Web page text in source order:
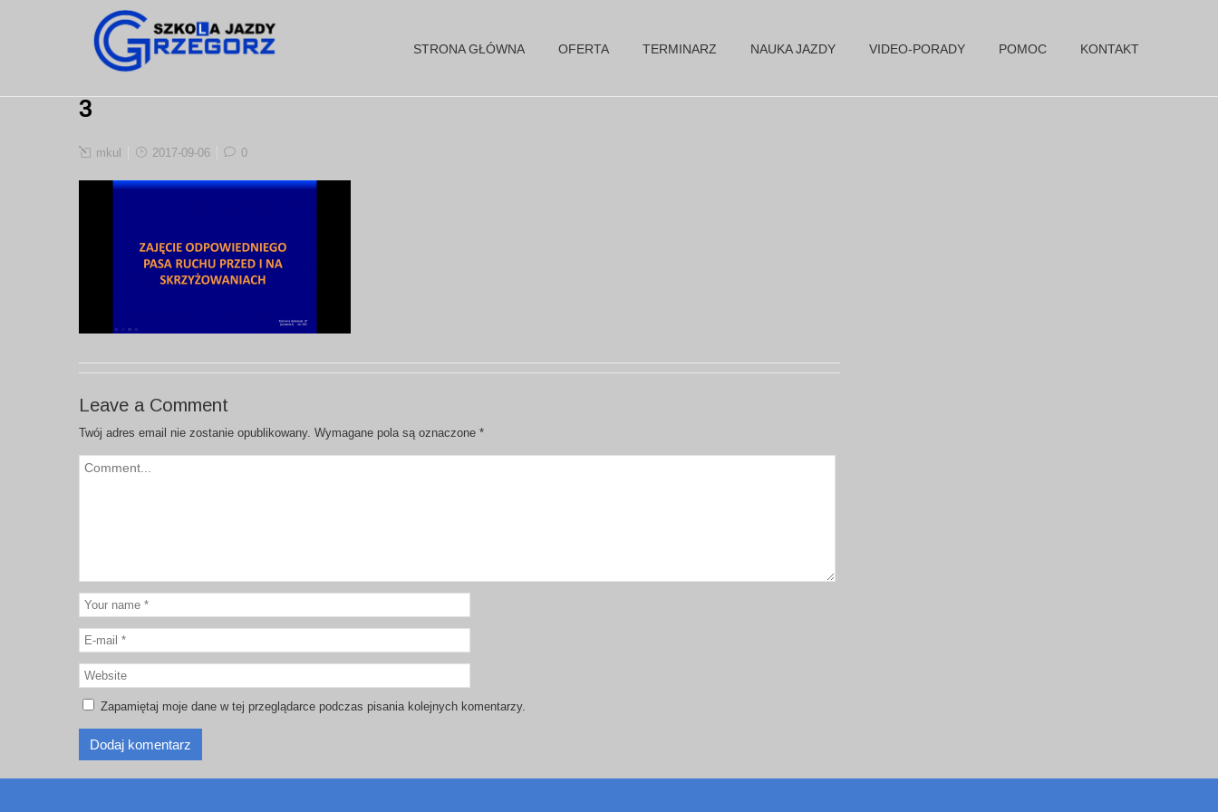
STRONA GŁÓWNA OFERTA TERMINARZ NAUKA JAZDY VIDEO-PORADY POMOC KONTAKT
3
mkul 2017-09-06 0
Leave a Comment
Twój adres email nie zostanie opublikowany. Wymagane pola są oznaczone *
Zapamiętaj moje dane w tej przeglądarce podczas pisania kolejnych komentarzy.